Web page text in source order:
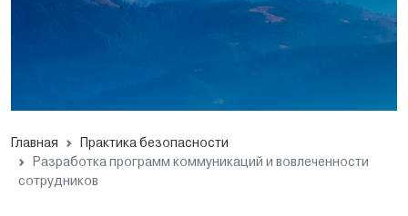
Главная
Практика безопасности
Разработка программ коммуникаций и вовлеченности
сотрудников